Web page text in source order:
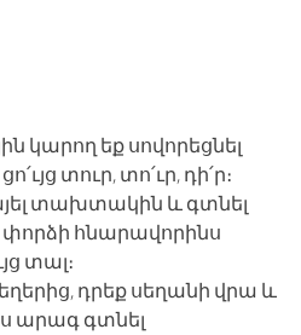
կարող եք սովորեցնել
տուր, տո՛ւր, դի՛ր։
տախտակին և գտնել
հնարավորինս
տալ։
դրեք սեղանի վրա և
արագ գտնել